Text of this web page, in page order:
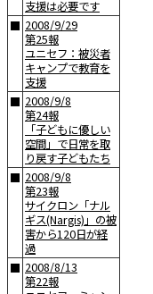
支援は必要です
■ 2008/9/29
第25報
ユニセフ：被災者
キャンプで教育を
支援
■ 2008/9/8
第24報
「子どもに優しい
空間」で日常を取
り戻す子どもたち
■ 2008/9/8
第23報
サイクロン「ナル
ギス(Nargis)」の被
害から120日が経
過
■ 2008/8/13
第22報